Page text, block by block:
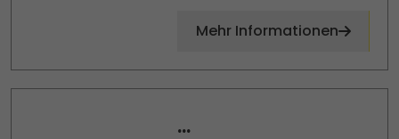
Mehr Informationen
...